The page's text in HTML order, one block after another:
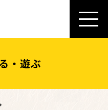
・遊ぶ